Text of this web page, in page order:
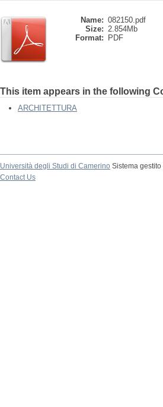
Name: 082150.pdf
Size: 2.854Mb
Format:
PDF
This item appears in the following
ARCHITETTURA
Università degli Studi di Camerino Sistema
Contact Us